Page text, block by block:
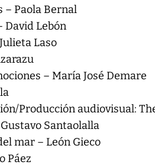
Paola Bernal
David Lebón
Laso
– María José Demare
Producción audiovisual:
Santaolalla
mar – León Gieco
Páez